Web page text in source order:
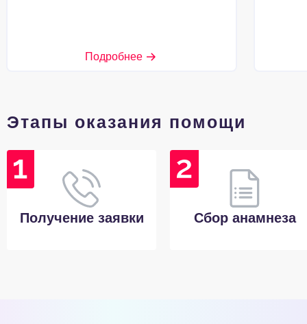
Подробнее
Этапы оказания помощи
Получение заявки Сбор анамнеза